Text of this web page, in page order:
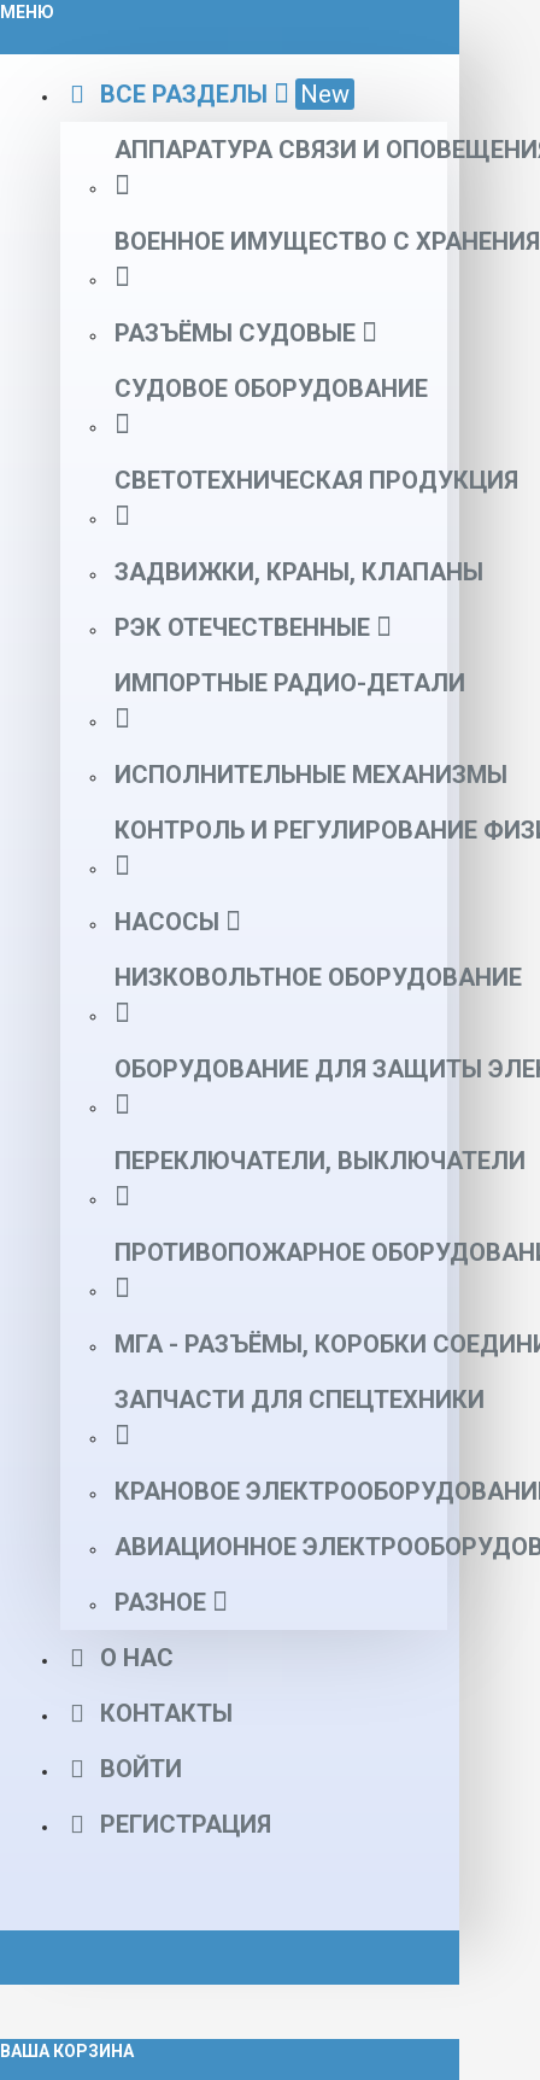
МЕНЮ
ВСЕ РАЗДЕЛЫ
New
АППАРАТУРА СВЯЗИ И
ВОЕННОЕ ИМУЩЕСТВО С ХРАНЕНИЯ
РАЗЪЁМЫ СУДОВЫЕ
СУДОВОЕ ОБОРУДОВАНИЕ
СВЕТОТЕХНИЧЕСКАЯ ПРОДУКЦИЯ
ЗАДВИЖКИ, КРАНЫ, КЛАПАНЫ
РЭК ОТЕЧЕСТВЕННЫЕ
ИМПОРТНЫЕ РАДИО-ДЕТАЛИ
ИСПОЛНИТЕЛЬНЫЕ МЕХАНИЗМЫ
КОНТРОЛЬ И РЕГУЛИРОВАНИЕ
НАСОСЫ
НИЗКОВОЛЬТНОЕ ОБОРУДОВАНИЕ
ОБОРУДОВАНИЕ ДЛЯ ЗАЩИТЫ
ПЕРЕКЛЮЧАТЕЛИ, ВЫКЛЮЧАТЕЛИ
ПРОТИВОПОЖАРНОЕ
МГА - РАЗЪЁМЫ, КОРОБКИ
ЗАПЧАСТИ ДЛЯ СПЕЦТЕХНИКИ
КРАНОВОЕ
АВИАЦИОННОЕ
РАЗНОЕ
О НАС
КОНТАКТЫ
ВОЙТИ
РЕГИСТРАЦИЯ
ВАША КОРЗИНА